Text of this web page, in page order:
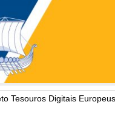
Tesouros Digitais